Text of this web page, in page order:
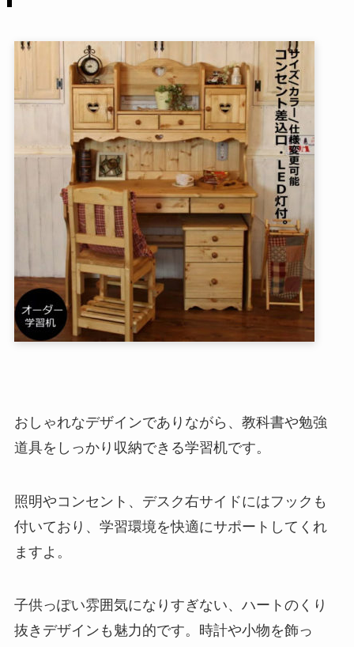
おしゃれなデザインでありながら、教科書や勉強
道具をしっかり収納できる学習机です。
照明やコンセント、デスク右サイドにはフックも
付いており、学習環境を快適にサポートしてくれ
ますよ。
子供っぽい雰囲気になりすぎない、ハートのくり
抜きデザインも魅力的です。時計や小物を飾っ